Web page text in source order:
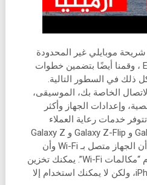
موبايلي غير المحدودة
داتا 150 على موقع EGNews ، وقمنا أيضًا بتضمين خطوات
موبايلي 150 ، وكل ذلك في السطور التالية.
الخاصة بك، الموسيقى،
وإعدادات الجهاز وأكثر
خدمات رعاية العملاء
الخاصة عند شراء Galaxy Fold و Galaxy Z-Flip و Galaxy Z
Fold 2. يُظهر شريط الحالة أن الجهاز متصل بـ Wi-Fi وأن
“شركة الاتصالات 2” تستخدم “مكالمات Wi-Fi”. يمكنك تخزين
عدة شرائح eSIM على iPhone، ولكن لا يمكنك استخدام إلا